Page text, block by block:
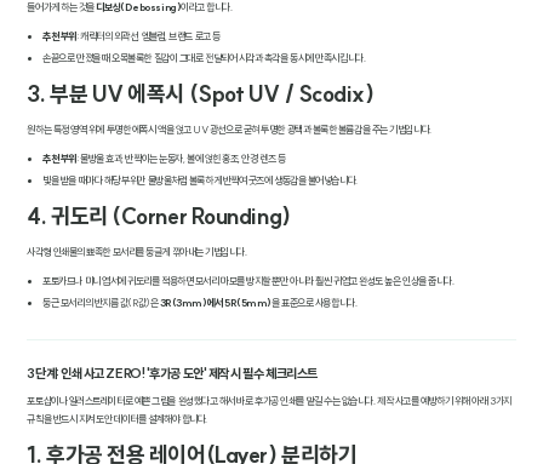
들어가게 하는 것을디보싱(Debossing)이라고 합니다.
추천 부위 : 캐릭터의 외곽선, 엠블럼, 브랜드 로고 등
손끝으로 만졌을 때 오목볼록한 질감이 그대로 전달되어 시각과 촉각을 동시에 만족시킵니다.
3. 부분 UV 에폭시 (Spot UV / Scodix)
원하는 특정 영역 위에 투명한 에폭시 액을 얹고 UV 광선으로 굳혀 투명한 광택과 볼록한 볼륨감을 주는 기법입니다.
추천 부위 : 물방울 효과, 반짝이는 눈동자, 볼에 얹힌 홍조, 안경 렌즈 등
빛을 받을 때마다 해당 부위만 물방울처럼 볼록하게 반짝여 굿즈에 생동감을 불어넣습니다.
4. 귀도리 (Corner Rounding)
사각형 인쇄물의 뾰족한 모서리를 둥글게 깎아내는 기법입니다.
포토카드나 미니 엽서에 귀도리를 적용하면 모서리 마모를 방지할 뿐만 아니라 훨씬 귀엽고 완성도 높은 인상을 줍니다.
둥근 모서리의 반지름 값(R값)은3R(3mm)에서 5R(5mm)을 표준으로 사용합니다.
3단계: 인쇄 사고 ZERO! '후가공 도안' 제작 시 필수 체크리스트
포토샵이나 일러스트레이터로 예쁜 그림을 완성했다고 해서 바로 후가공 인쇄를 맡길 수는 없습니다. 제작 사고를 예방하기 위해 아래 3가지
규칙을 반드시 지켜 도안 데이터를 설계해야 합니다.
1. 후가공 전용 레이어(Layer) 분리하기